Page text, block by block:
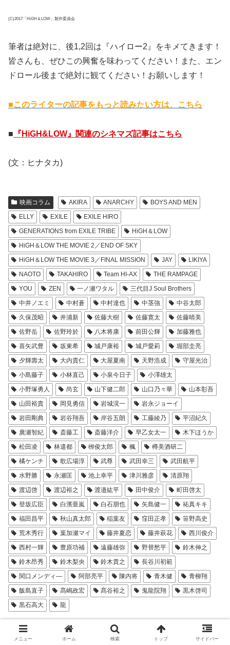
(C)2017「HiGH＆LOW」製作委員会
筆者は絶対に、後1,2回は『ハイロー2』をキメてきます！
皆さんも、ぜひこの興奮を味わってください！また、エン
ドロール後まで絶対に観てください！お願いします！
■このライターの記事をもっと読みたい方は、こちら
■ 『HiGH&LOW』関連のシネマズ記事はこちら
(文：ヒナタカ)
映画コラム AKIRA ANARCHY
BOYS AND MEN
ELLY
EXILE
EXILE HIRO
GENERATIONS from EXILE TRIBE
HiGH＆LOW
HiGH＆LOW THE MOVIE 2／END OF SKY
HiGH＆LOW THE MOVIE 3／FINAL MISSION
JAY
LIKIYA
NAOTO
TAKAHIRO Team HI-AX
THE RAMPAGE
YOU
ZEN 一ノ瀬ワタル
三代目J Soul Brothers
中井ノエミ
中村蒼 中村達也 中茎強
中谷太郎
久保茂昭
井浦新 佐藤大樹 佐藤寛太
佐藤晴美
佐野岳
佐野玲於 八木将康 前田公輝
加藤雅也
喜矢武豊
坂東希 城戸康裕 城戸愛莉
堀部圭亮
夕輝壽太
大内貴仁 大屋夏南 天野浩成
守屋光治
小島藤子
小林直己 小泉今日子
小澤雄太
小野塚勇人
尚玄 山下健二郎 山口乃々華
山本彰吾
山田裕貴
岡見勇信 岩城滉一
岩永ジョーイ
岩田剛典
岩谷翔吾 岸谷五朗 工藤綾乃
平沼紀久
廣瀬智紀
斎藤工 斎藤洋介 早乙女太一
木下ほうか
松田凌
林遣都 栁俊太郎 楓
樽美酒研二
橘ケンチ
歌広場淳 武尊 武田幸三
武田航平
水野勝
永瀬匡 池上幸平 津川雅彦
清原翔
渡辺啓
渡辺裕之 渡邉紘平 田中俊介
町田啓太
登坂広臣
白濱亜嵐 白石朋也 矢島健一
祐真キキ
福田昌平
秋山真太郎 稲葉友 窪田正孝
笹野高史
荒木秀行
葉加瀬マイ 藤井夏恋 藤井萩花
⻄川俊介
⻄村一輝
豊原功補 遠藤雄弥 野替愁平
鈴木伸之
鈴木昂秀
鈴木梨央 鈴木貴之
⻑谷川初範
関口メンディ―
阿部亮平 陳内将 ⻘木健
⻘柳翔
飯島直子
髙嶋政宏 髙谷裕之 ⻤龍院翔
黒木啓司
黒石高大
龍
シェアする
メニュー ホーム 検索 トップ サイドバー